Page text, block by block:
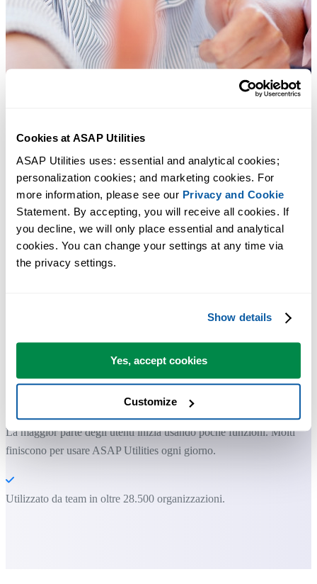
Cookies at ASAP Utilities
ASAP Utilities uses: essential and analytical cookies;
personalization cookies; and marketing cookies. For
more information, please see our Privacy and Cookie
Statement. By accepting, you will receive all cookies. If
you decline, we will only place essential and analytical
cookies. You can change your settings at any time via
the privacy settings.
Show details
Yes, accept cookies
Customize
Strumenti pratici che molti utenti di Excel vorrebbero integrati in
Excel.
Puoi iniziare subito. Nessuna formazione necessaria.
La maggior parte degli utenti inizia usando poche funzioni. Molti
finiscono per usare ASAP Utilities ogni giorno.
Utilizzato da team in oltre 28.500 organizzazioni.